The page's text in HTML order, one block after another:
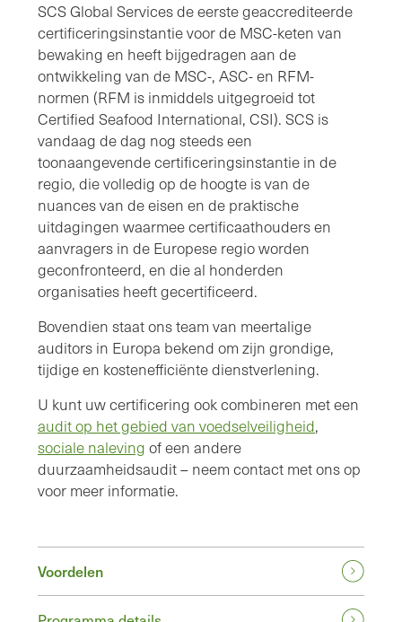
SCS Global Services de eerste geaccrediteerde
certificeringsinstantie voor de MSC-keten van
bewaking en heeft bijgedragen aan de
ontwikkeling van de MSC-, ASC- en RFM-
normen (RFM is inmiddels uitgegroeid tot
Certified Seafood International, CSI). SCS is
vandaag de dag nog steeds een
toonaangevende certificeringsinstantie in de
regio, die volledig op de hoogte is van de
nuances van de eisen en de praktische
uitdagingen waarmee certificaathouders en
aanvragers in de Europese regio worden
geconfronteerd, en die al honderden
organisaties heeft gecertificeerd.
Bovendien staat ons team van meertalige
auditors in Europa bekend om zijn grondige,
tijdige en kostenefficiënte dienstverlening.
U kunt uw certificering ook combineren met een
audit op het gebied van voedselveiligheid,
sociale naleving of een andere
duurzaamheidsaudit – neem contact met ons op
voor meer informatie.
Voordelen